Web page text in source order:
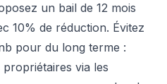
un bail de 12 mois
10% de réduction. Évitez
pour du long terme :
via les